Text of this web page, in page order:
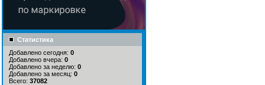
Статистика
Добавлено сегодня: 0
Добавлено вчера: 0
Добавлено за неделю: 0
Добавлено за месяц: 0
Всего: 37082